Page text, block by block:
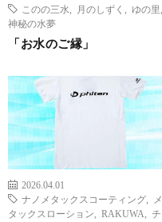
このの三水
月のしずく ゆの里
神秘の水夢
「お水のご縁」
2026.04.01
ナノメタックスコーティング
メ
タックスローション
RAKUWA
チ